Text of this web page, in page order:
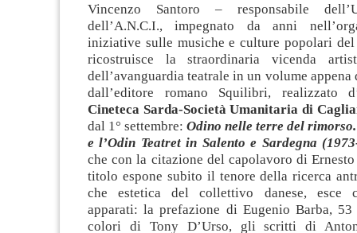
Vincenzo Santoro – responsabile
dell’A.N.C.I., impegnato da anni
iniziative sulle musiche e culture popolari
ricostruisce la straordinaria vicenda
dell’avanguardia teatrale in un volume appena
dall’editore romano Squilibri, realizzato
Cineteca Sarda-Società Umanitaria di
dal 1° settembre: Odino nelle terre del
e l’Odin Teatret in Salento e Sardegna
che con la citazione del capolavoro di
titolo espone subito il tenore della ricerca
che estetica del collettivo danese, esce
apparati: la prefazione di Eugenio Barba,
colori di Tony D’Urso, gli scritti di